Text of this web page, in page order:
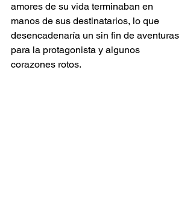
amores de su vida terminaban en
manos de sus destinatarios, lo que
desencadenaría un sin fin de aventuras
para la protagonista y algunos
corazones rotos.